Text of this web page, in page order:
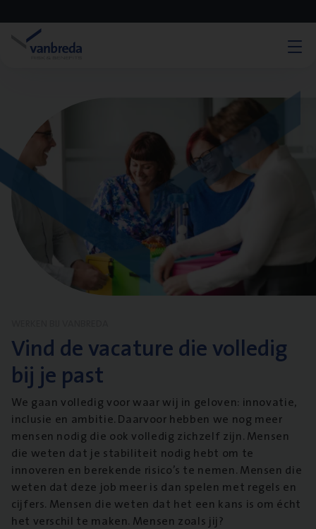
Vind de vacature die volledig
bij je past
We gaan volledig voor waar wij in geloven: innovatie,
inclusie en ambitie. Daarvoor hebben we nog meer
mensen nodig die ook volledig zichzelf zijn. Mensen
die weten dat je stabiliteit nodig hebt om te
innoveren en berekende risico’s te nemen. Mensen die
weten dat deze job meer is dan spelen met regels en
cijfers. Mensen die weten dat het een kans is om écht
het verschil te maken. Mensen zoals jij?